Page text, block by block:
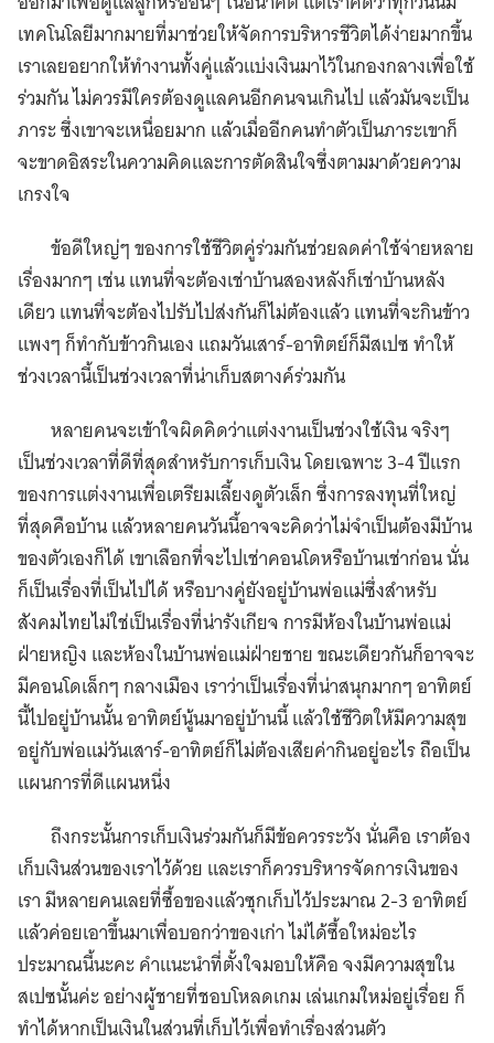
เทคโนโลยีมากมายที่มาช่วยให้จัดการบริหารชีวิตได้ง่ายมากขึ้น
เราเลยอยากให้ทำงานทั้งคู่แล้วแบ่งเงินมาไว้ในกองกลางเพื่อใช้
ร่วมกัน ไม่ควรมีใครต้องดูแลคนอีกคนจนเกินไป แล้วมันจะเป็น
ภาระ ซึ่งเขาจะเหนื่อยมาก แล้วเมื่ออีกคนทำตัวเป็นภาระเขาก็
จะขาดอิสระในความคิดและการตัดสินใจซึ่งตามมาด้วยความ
เกรงใจ
ข้อดีใหญ่ๆ ของการใช้ชีวิตคู่ร่วมกันช่วยลดค่าใช้จ่ายหลาย
เรื่องมากๆ เช่น แทนที่จะต้องเช่าบ้านสองหลังก็เช่าบ้านหลัง
เดียว แทนที่จะต้องไปรับไปส่งกันก็ไม่ต้องแล้ว แทนที่จะกินข้าว
แพงๆ ก็ทำกับข้าวกินเอง แถมวันเสาร์-อาทิตย์ก็มีสเปซ ทำให้
ช่วงเวลานี้เป็นช่วงเวลาที่น่าเก็บสตางค์ร่วมกัน
หลายคนจะเข้าใจผิดคิดว่าแต่งงานเป็นช่วงใช้เงิน จริงๆ
เป็นช่วงเวลาที่ดีที่สุดสำหรับการเก็บเงิน โดยเฉพาะ 3-4 ปีแรก
ของการแต่งงานเพื่อเตรียมเลี้ยงดูตัวเล็ก ซึ่งการลงทุนที่ใหญ่
ที่สุดคือบ้าน แล้วหลายคนวันนี้อาจจะคิดว่าไม่จำเป็นต้องมีบ้าน
ของตัวเองก็ได้ เขาเลือกที่จะไปเช่าคอนโดหรือบ้านเช่าก่อน นั่น
ก็เป็นเรื่องที่เป็นไปได้ หรือบางคู่ยังอยู่บ้านพ่อแม่ซึ่งสำหรับ
สังคมไทยไม่ใช่เป็นเรื่องที่น่ารังเกียจ การมีห้องในบ้านพ่อแม่
ฝ่ายหญิง และห้องในบ้านพ่อแม่ฝ่ายชาย ขณะเดียวกันก็อาจจะ
มีคอนโดเล็กๆ กลางเมือง เราว่าเป็นเรื่องที่น่าสนุกมากๆ อาทิตย์
นี้ไปอยู่บ้านนั้น อาทิตย์นู้นมาอยู่บ้านนี้ แล้วใช้ชีวิตให้มีความสุข
อยู่กับพ่อแม่วันเสาร์-อาทิตย์ก็ไม่ต้องเสียค่ากินอยู่อะไร ถือเป็น
แผนการที่ดีแผนหนึ่ง
ถึงกระนั้นการเก็บเงินร่วมกันก็มีข้อควรระวัง นั่นคือ เราต้อง
เก็บเงินส่วนของเราไว้ด้วย และเราก็ควรบริหารจัดการเงินของ
เรา มีหลายคนเลยที่ซื้อของแล้วซุกเก็บไว้ประมาณ 2-3 อาทิตย์
แล้วค่อยเอาขึ้นมาเพื่อบอกว่าของเก่า ไม่ได้ซื้อใหม่อะไร
ประมาณนี้นะคะ คำแนะนำที่ตั้งใจมอบให้คือ จงมีความสุขใน
สเปซนั้นค่ะ อย่างผู้ชายที่ชอบโหลดเกม เล่นเกมใหม่อยู่เรื่อย ก็
ทำได้หากเป็นเงินในส่วนที่เก็บไว้เพื่อทำเรื่องส่วนตัว